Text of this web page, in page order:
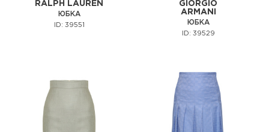
RALPH LAUREN
ЮБКА
ID: 39551
GIORGIO
ARMANI
ЮБКА
ID: 39529